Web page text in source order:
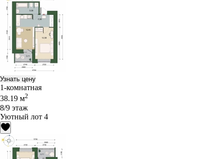
Узнать цену
1-комнатная
38.19 м2
8/9 этаж
Уютный лот 4